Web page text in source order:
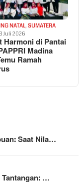
NATAL, SUMATERA
Juli 2026
Harmoni di Pantai
Madina
Ramah
Saat Nila…
…